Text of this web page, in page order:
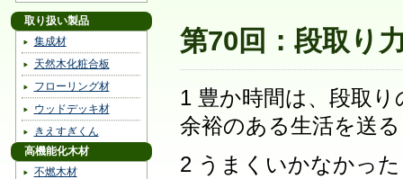
取り扱い製品
集成材
天然木化粧合板
フローリング材
ウッドデッキ材
きえすぎくん
高機能化木材
不燃木材
第70回：段取り
1 豊か時間は、段取
余裕のある生活を送
2 うまくいかなかっ